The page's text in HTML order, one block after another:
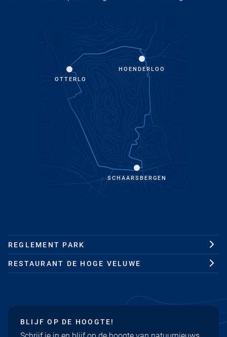
SCHAARSBERGEN
OTTERLO
HOENDERLOO
REGLEMENT PARK
RESTAURANT DE HOGE VELUWE
BLIJF OP DE HOOGTE!